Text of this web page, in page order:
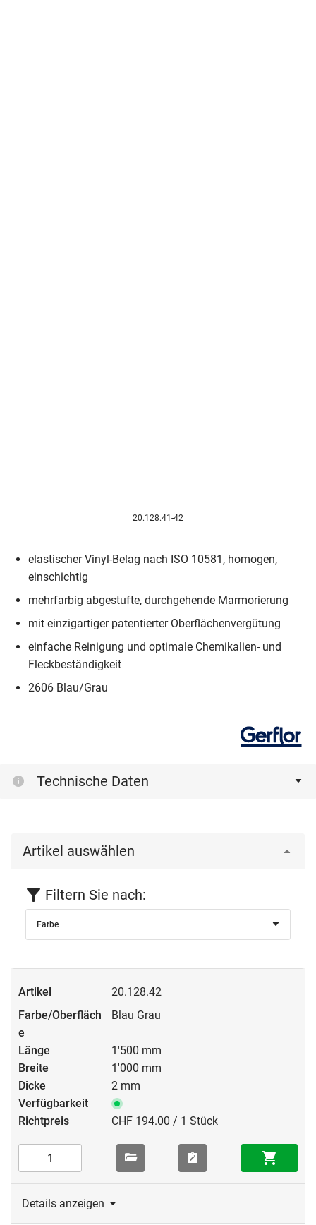
20.128.41-42
elastischer Vinyl-Belag nach ISO 10581, homogen,
einschichtig
mehrfarbig abgestufte, durchgehende Marmorierung
mit einzigartiger patentierter Oberflächenvergütung
einfache Reinigung und optimale Chemikalien- und
Fleckbeständigkeit
2606 Blau/Grau
Technische Daten
Artikel auswählen
Filtern Sie nach:
Farbe
20.128.42
Blau Grau
1'500 mm
1'000 mm
2 mm
CHF 194.00 / 1 Stück
Details anzeigen